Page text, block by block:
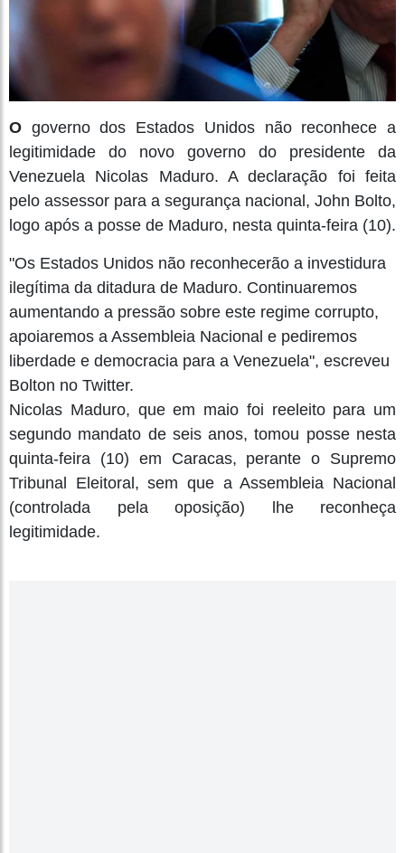
O governo dos Estados Unidos não reconhece a
legitimidade do novo governo do presidente da
Venezuela Nicolas Maduro. A declaração foi feita
pelo assessor para a segurança nacional, John Bolto,
logo após a posse de Maduro, nesta quinta-feira (10).
"Os Estados Unidos não reconhecerão a investidura
ilegítima da ditadura de Maduro. Continuaremos
aumentando a pressão sobre este regime corrupto,
apoiaremos a Assembleia Nacional e pediremos
liberdade e democracia para a Venezuela", escreveu
Bolton no Twitter.
Nicolas Maduro, que em maio foi reeleito para um
segundo mandato de seis anos, tomou posse nesta
quinta-feira (10) em Caracas, perante o Supremo
Tribunal Eleitoral, sem que a Assembleia Nacional
(controlada pela oposição) lhe reconheça
legitimidade.